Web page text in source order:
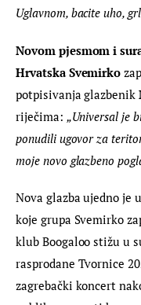
Uglavnom, bacite uho,
Novom pjesmom i
Hrvatska Svemirko
potpisivanja glazbenik
riječima: „Universal je
ponudili ugovor za
moje novo glazbeno
Nova glazba ujedno je
koje grupa Svemirko
klub Boogaloo stižu u
rasprodane Tvornice
zagrebački koncert